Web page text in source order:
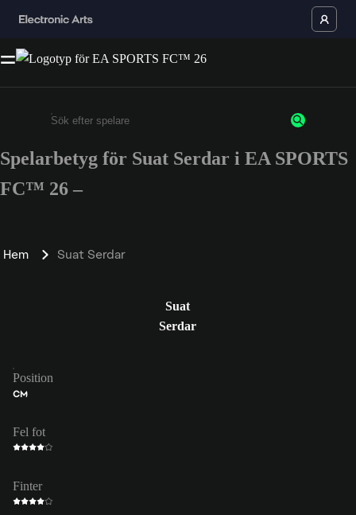
Ange minst 3 tecken eller siffror
Spelarbetyg för Suat Serdar i EA SPORTS
FC™ 26 –
Hem Suat Serdar
Suat
Serdar
Position
CM
Fel fot
Finter